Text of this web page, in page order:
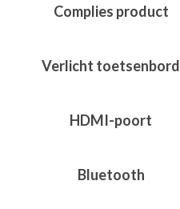
Complies product
Verlicht toetsenbord
HDMI-poort
Bluetooth